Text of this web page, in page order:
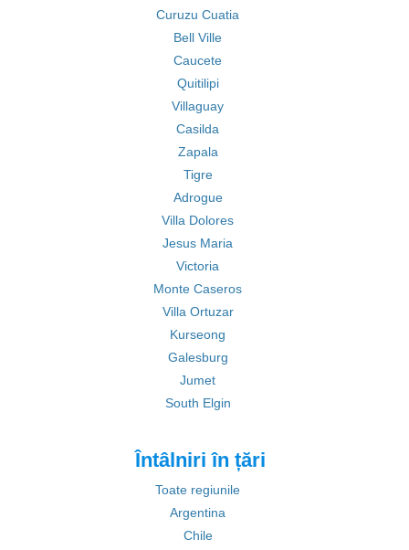
Curuzu Cuatia
Bell Ville
Caucete
Quitilipi
Villaguay
Casilda
Zapala
Tigre
Adrogue
Villa Dolores
Jesus Maria
Victoria
Monte Caseros
Villa Ortuzar
Kurseong
Galesburg
Jumet
South Elgin
Întâlniri în țări
Toate regiunile
Argentina
Chile